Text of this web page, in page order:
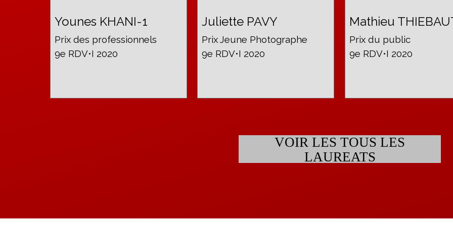
Younes KHANI-1
Prix des professionnels
9e RDV•I 2020
Juliette PAVY
Prix Jeune Photographe
9e RDV•I 2020
Mathieu
Prix du public
9e RDV•I 2020
VOIR LES TOUS LES
LAUREATS